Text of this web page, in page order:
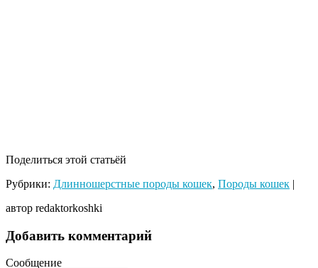
Поделиться этой статьёй
Рубрики: Длинношерстные породы кошек, Породы кошек |
автор redaktorkoshki
Добавить комментарий
Сообщение